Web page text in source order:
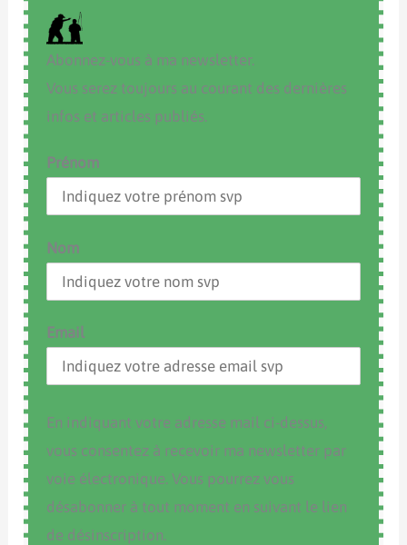
Abonnez-vous à ma newsletter.
Vous serez toujours au courant des dernières
infos et articles publiés.
Prénom
Nom
Email
En indiquant votre adresse mail ci-dessus,
vous consentez à recevoir ma newsletter par
voie électronique. Vous pourrez vous
désabonner à tout moment en suivant le lien
de désinscription.